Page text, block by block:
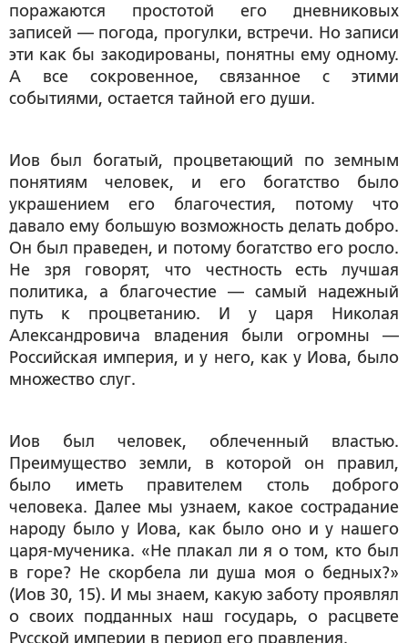
поражаются простотой его дневниковых
записей — погода, прогулки, встречи. Но записи
эти как бы закодированы, понятны ему одному.
А все сокровенное, связанное с этими
событиями, остается тайной его души.
Иов был богатый, процветающий по земным
понятиям человек, и его богатство было
украшением его благочестия, потому что
давало ему большую возможность делать добро.
Он был праведен, и потому богатство его росло.
Не зря говорят, что честность есть лучшая
политика, а благочестие — самый надежный
путь к процветанию. И у царя Николая
Александровича владения были огромны —
Российская империя, и у него, как у Иова, было
множество слуг.
Иов был человек, облеченный властью.
Преимущество земли, в которой он правил,
было иметь правителем столь доброго
человека. Далее мы узнаем, какое сострадание
народу было у Иова, как было оно и у нашего
царя-мученика. «Не плакал ли я о том, кто был
в горе? Не скорбела ли душа моя о бедных?»
(Иов 30, 15). И мы знаем, какую заботу проявлял
о своих подданных наш государь, о расцвете
Русской империи в период его правления.